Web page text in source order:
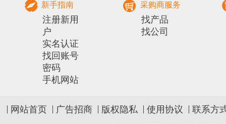
新手指南
注册新用
户
实名认证
找回账号
密码
手机网站
采购商服务
找产品
找公司
网站首页 广告招商 版权隐私 使用协议
联系方